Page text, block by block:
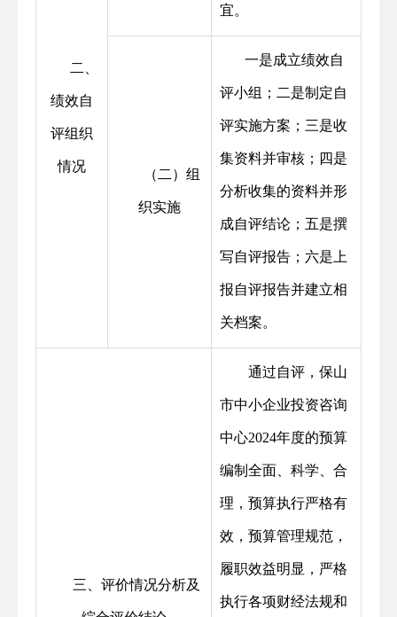
二、
绩效自
评组织
情况
宜。
（二）组
织实施
一是成立绩效自
评小组；二是制定自
评实施方案；三是收
集资料并审核；四是
分析收集的资料并形
成自评结论；五是撰
写自评报告；六是上
报自评报告并建立相
关档案。
三、评价情况分析及
通过自评，保山
市中小企业投资咨询
中心2024年度的预算
编制全面、科学、合
理，预算执行严格有
效，预算管理规范，
履职效益明显，严格
执行各项财经法规和